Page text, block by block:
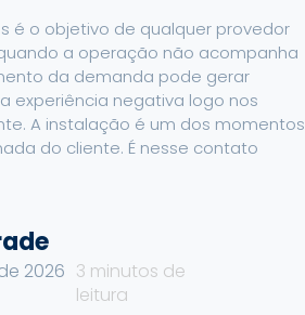
é o objetivo de qualquer provedor
a operação não acompanha
da demanda pode gerar
experiência negativa logo nos
A instalação é um dos momentos
do cliente. É nesse contato
2026 3 minutos de
leitura